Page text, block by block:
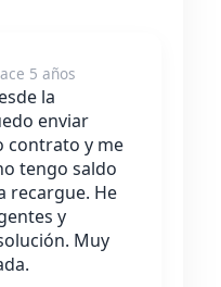
5 años
la
enviar
contrato y me
tengo saldo
recargue. He
y
Muy